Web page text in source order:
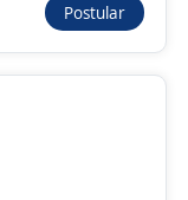
Postular